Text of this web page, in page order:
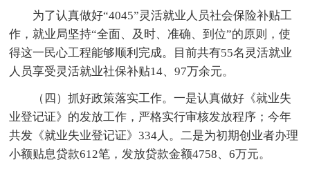
为了认真做好“4045”灵活就业人员社会保险补贴工
作，就业局坚持“全面、及时、准确、到位”的原则，使
得这一民心工程能够顺利完成。目前共有55名灵活就业
人员享受灵活就业社保补贴14、97万余元。
（四）抓好政策落实工作。一是认真做好《就业失
业登记证》的发放工作，严格实行审核发放程序；今年
共发《就业失业登记证》334人。二是为初期创业者办理
小额贴息贷款612笔，发放贷款金额4758、6万元。